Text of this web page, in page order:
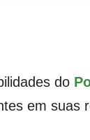
do
em suas